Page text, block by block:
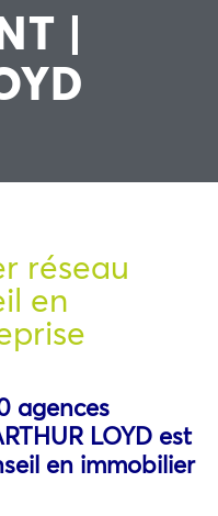
|
réseau
en
agences
LOYD est
en immobilier